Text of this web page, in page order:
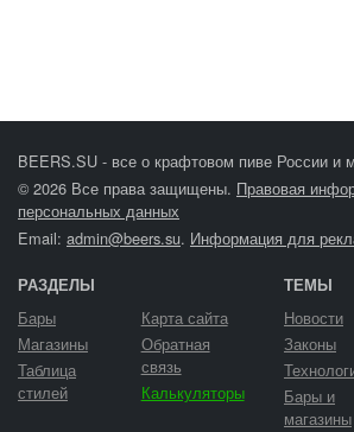
BEERS.SU - все о крафтовом пиве России и
© 2026 Все права защищены. Правовая
персональных данных
Email: admin@beers.su. Информация для
РАЗДЕЛЫ
Бары
Магазины
Таблица
стилей
Карта сайта
Обратная
связь
Калькуляторы
ТЕМЫ
Новости
Законы
Бары и
магазины